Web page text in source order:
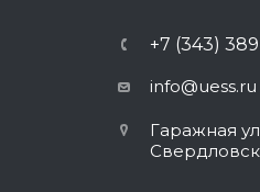
+7 (343)
info@uess.ru
Гаражная